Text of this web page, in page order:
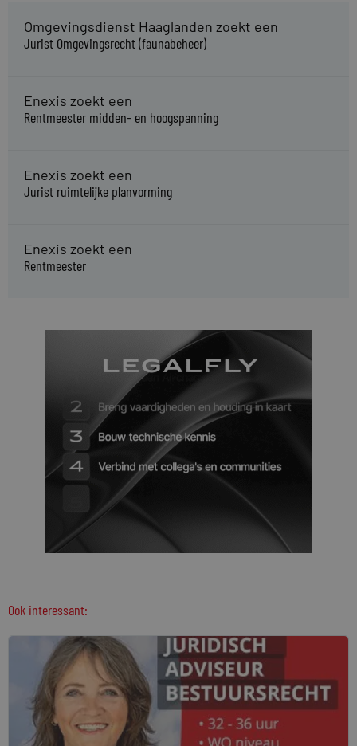
Omgevingsdienst Haaglanden zoekt een
Jurist Omgevingsrecht (faunabeheer)
Enexis zoekt een
Rentmeester midden- en hoogspanning
Enexis zoekt een
Jurist ruimtelijke planvorming
Enexis zoekt een
Rentmeester
Ook interessant: